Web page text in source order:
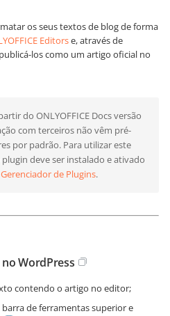
os seus textos de blog de forma
Editorse, através de
los como um artigo oficial no
do ONLYOFFICE Docs versão
com terceiros não vêm pré-
por padrão. Para utilizar este
deve ser instalado e ativado
Gerenciador de Plugins.
WordPress
contendo o artigo no editor;
barra de ferramentas superior e